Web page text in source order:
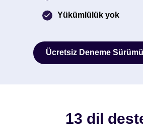
Yükümlülük yok
Ücretsiz Deneme
13 dil